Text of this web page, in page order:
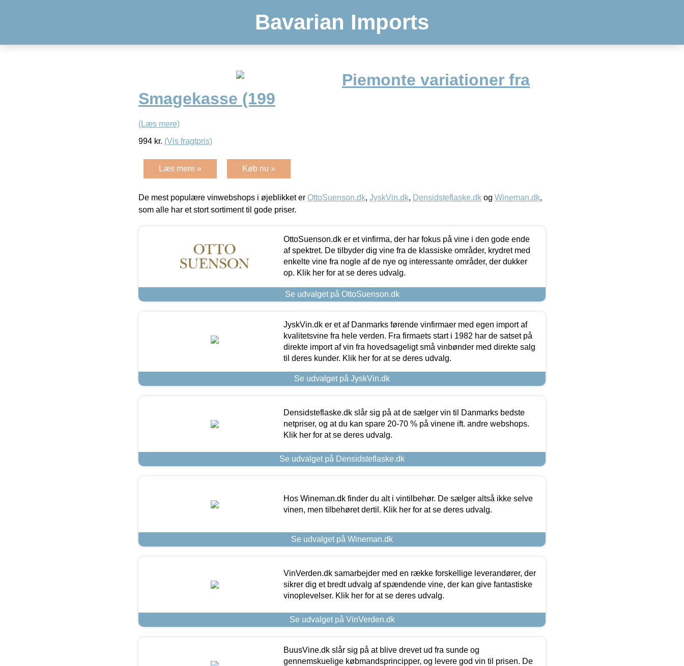
Bavarian Imports
Piemonte variationer fra
Smagekasse (199
(Læs mere)
994 kr. (Vis fragtpris)
Læs mere » Køb nu »
De mest populære vinwebshops i øjeblikket er OttoSuenson.dk, JyskVin.dk, Densidsteflaske.dk og Wineman.dk,
som alle har et stort sortiment til gode priser.
OttoSuenson.dk er et vinfirma, der har fokus på vine i den gode ende
af spektret. De tilbyder dig vine fra de klassiske områder, krydret med
enkelte vine fra nogle af de nye og interessante områder, der dukker
op. Klik her for at se deres udvalg.
Se udvalget på OttoSuenson.dk
JyskVin.dk er et af Danmarks førende vinfirmaer med egen import af
kvalitetsvine fra hele verden. Fra firmaets start i 1982 har de satset på
direkte import af vin fra hovedsageligt små vinbønder med direkte salg
til deres kunder. Klik her for at se deres udvalg.
Se udvalget på JyskVin.dk
Densidsteflaske.dk slår sig på at de sælger vin til Danmarks bedste
netpriser, og at du kan spare 20-70 % på vinene ift. andre webshops.
Klik her for at se deres udvalg.
Se udvalget på Densidsteflaske.dk
Hos Wineman.dk finder du alt i vintilbehør. De sælger altså ikke selve
vinen, men tilbehøret dertil. Klik her for at se deres udvalg.
Se udvalget på Wineman.dk
VinVerden.dk samarbejder med en række forskellige leverandører, der
sikrer dig et bredt udvalg af spændende vine, der kan give fantastiske
vinoplevelser. Klik her for at se deres udvalg.
Se udvalget på VinVerden.dk
BuusVine.dk slår sig på at blive drevet ud fra sunde og
gennemskuelige købmandsprincipper, og levere god vin til prisen. De